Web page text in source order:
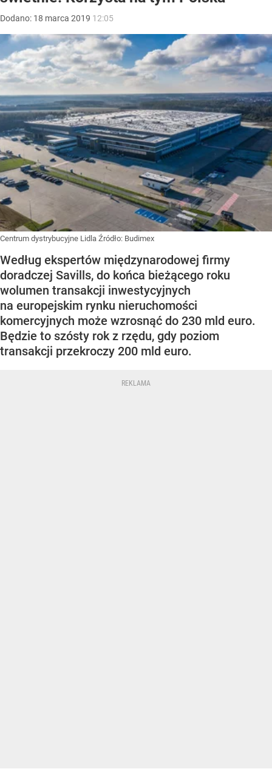
Dodano: 18 marca 2019 12:05
Centrum dystrybucyjne Lidla Źródło: Budimex
Według ekspertów międzynarodowej firmy
doradczej Savills, do końca bieżącego roku
wolumen transakcji inwestycyjnych
na europejskim rynku nieruchomości
komercyjnych może wzrosnąć do 230 mld euro.
Będzie to szósty rok z rzędu, gdy poziom
transakcji przekroczy 200 mld euro.